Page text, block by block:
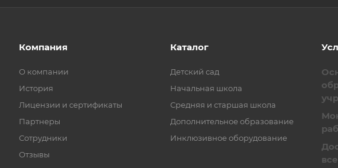
Компания
О компании
История
Лицензии и сертификаты
Партнеры
Сотрудники
Отзывы
Каталог
Детский сад
Начальная школа
Средняя и старшая школа
Дополнительное образование
Инклюзивное оборудование